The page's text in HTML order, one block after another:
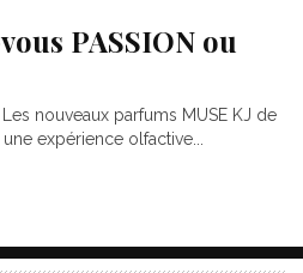
PASSION ou
nouveaux parfums MUSE KJ de
expérience olfactive...